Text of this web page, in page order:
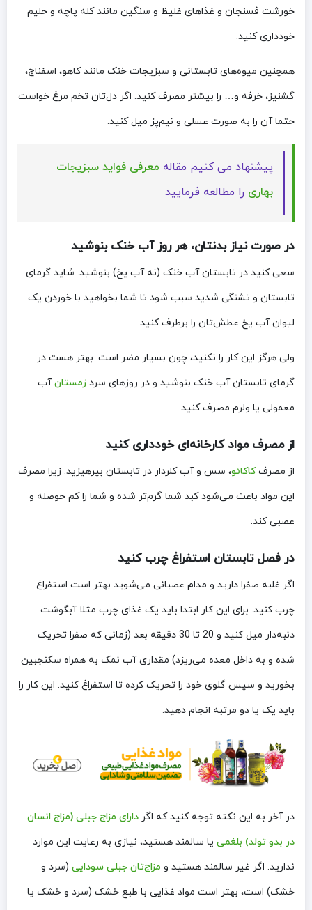
خورشت فسنجان و غذاهای غلیظ و سنگین مانند کله پاچه و حلیم
خودداری کنید.
همچنین میوه‌های تابستانی و سبزیجات خنک مانند کاهو، اسفناج،
گشنیز، خرفه و… را بیشتر مصرف کنید. اگر دل‌تان تخم مرغ خواست
حتما آن را به صورت عسلی و نیم‌پز میل کنید.
پیشنهاد می کنیم مقاله معرفی فواید سبزیجات
بهاری را مطالعه فرمایید
در صورت نیاز بدنتان، هر روز آب خنک بنوشید
سعی کنید در تابستان آب خنک (نه آب یخ) بنوشید. شاید گرمای
تابستان و تشنگی شدید سبب شود تا شما بخواهید با خوردن یک
لیوان آب یخ عطش‌تان را برطرف کنید.
ولی هرگز این کار را نکنید، چون بسیار مضر است. بهتر هست در
گرمای تابستان آب خنک بنوشید و در روزهای سرد زمستانآب
معمولی یا ولرم مصرف کنید.
از مصرف مواد کارخانه‌ای خودداری کنید
از مصرفکاکائو، سس و آب کلردار در تابستان بپرهیزید. زیرا مصرف
این مواد باعث می‌شود کبد شما گرم‌تر شده و شما را کم حوصله و
عصبی کند.
در فصل تابستان استفراغ چرب کنید
اگر غلبه صفرا دارید و مدام عصبانی می‌شوید بهتر است استفراغ
چرب کنید. برای این کار ابتدا باید یک غذای چرب مثلا آبگوشت
دنبه‌دار میل کنید و 20 تا 30 دقیقه بعد (زمانی که صفرا تحریک
شده و به داخل معده می‌ریزد) مقداری آب نمک به همراه سکنجبین
بخورید و سپس گلوی خود را تحریک کرده تا استفراغ کنید. این کار را
باید یک یا دو مرتبه انجام دهید.
در آخر به این نکته توجه کنید که اگر دارای مزاج جبلی (مزاج انسان
در بدو تولد) بلغمی یا سالمند هستید، نیازی به رعایت این موارد
ندارید. اگر غیر سالمند هستید و مزاج‌تان جبلی سودایی (سرد و
خشک) است، بهتر است مواد غذایی با طبع خشک (سرد و خشک یا